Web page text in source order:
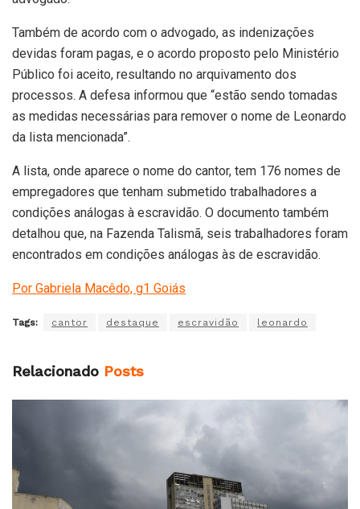
Também de acordo com o advogado, as indenizações
devidas foram pagas, e o acordo proposto pelo Ministério
Público foi aceito, resultando no arquivamento dos
processos. A defesa informou que “estão sendo tomadas
as medidas necessárias para remover o nome de Leonardo
da lista mencionada”.
A lista, onde aparece o nome do cantor, tem 176 nomes de
empregadores que tenham submetido trabalhadores a
condições análogas à escravidão. O documento também
detalhou que, na Fazenda Talismã, seis trabalhadores foram
encontrados em condições análogas às de escravidão.
Por Gabriela Macêdo, g1 Goiás
Tags: cantor destaque escravidão leonardo
Relacionado Posts